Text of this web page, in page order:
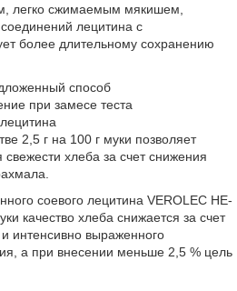
легко сжимаемым мякишем,
лецитина с
более длительному сохранению
способ
при замесе теста
2,5 г на 100 г муки позволяет
свежести хлеба за счет снижения
соевого лецитина VEROLEC HE-
качество хлеба снижается за счет
и интенсивно выраженного
а при внесении меньше 2,5 % цель